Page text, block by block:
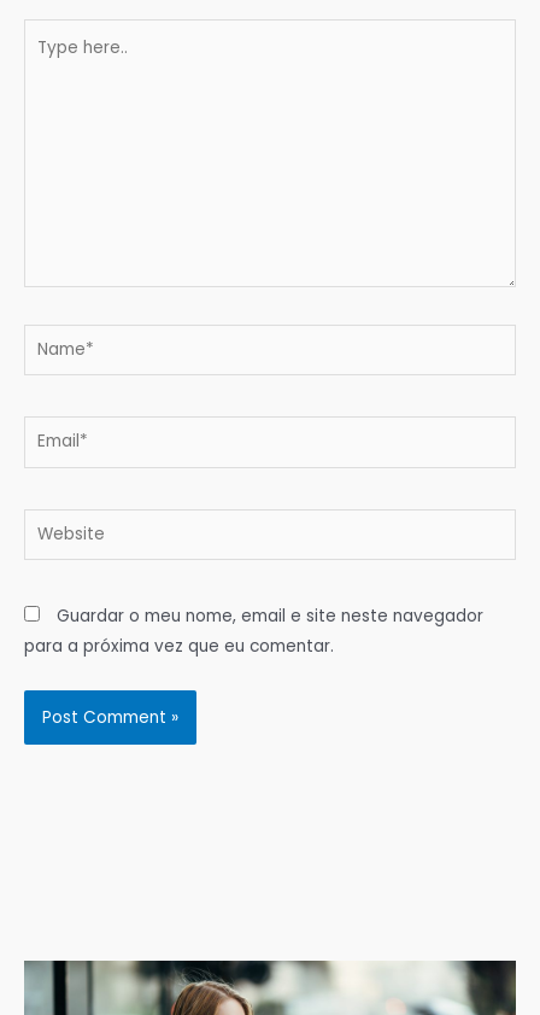
here..
Name*
Email*
Website
Guardar o meu nome, email e site neste navegador
para a próxima vez que eu comentar.